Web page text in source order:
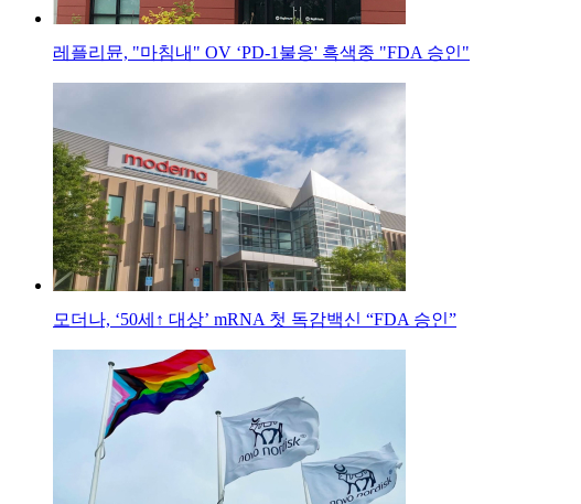
레플리뮨, "마침내" OV ‘PD-1불응' 흑색종 "FDA 승인"
모더나, ‘50세↑ 대상’ mRNA 첫 독감백신 “FDA 승인”